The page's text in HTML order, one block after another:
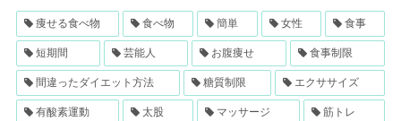
痩せる食べ物 食べ物 簡単 女性 食事
短期間 芸能人 お腹痩せ 食事制限
間違ったダイエット方法 糖質制限 エクササイズ
有酸素運動 太股 マッサージ 筋トレ